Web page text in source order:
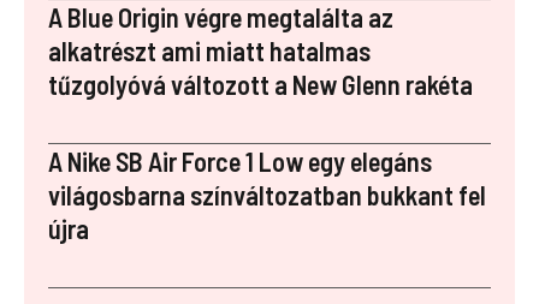
A Blue Origin végre megtalálta az
alkatrészt ami miatt hatalmas
tűzgolyóvá változott a New Glenn rakéta
A Nike SB Air Force 1 Low egy elegáns
világosbarna színváltozatban bukkant fel
újra